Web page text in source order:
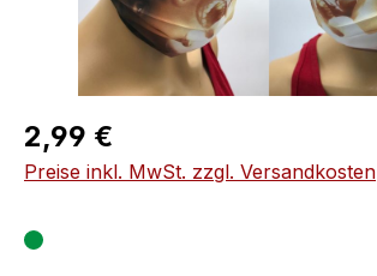
Regulärer Preis:
2,99 €
Preise inkl. MwSt. zzgl. Versandkosten